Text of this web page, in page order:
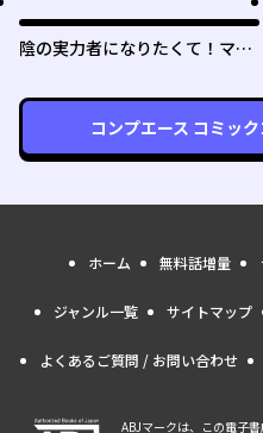
陰の実力者になりたくて！マス
コンプエース コミッ
ホーム 無料話増量
ジャンル一覧 サイトマップ
よくあるご質問 / お問い合わせ
ABJマークは、この電子